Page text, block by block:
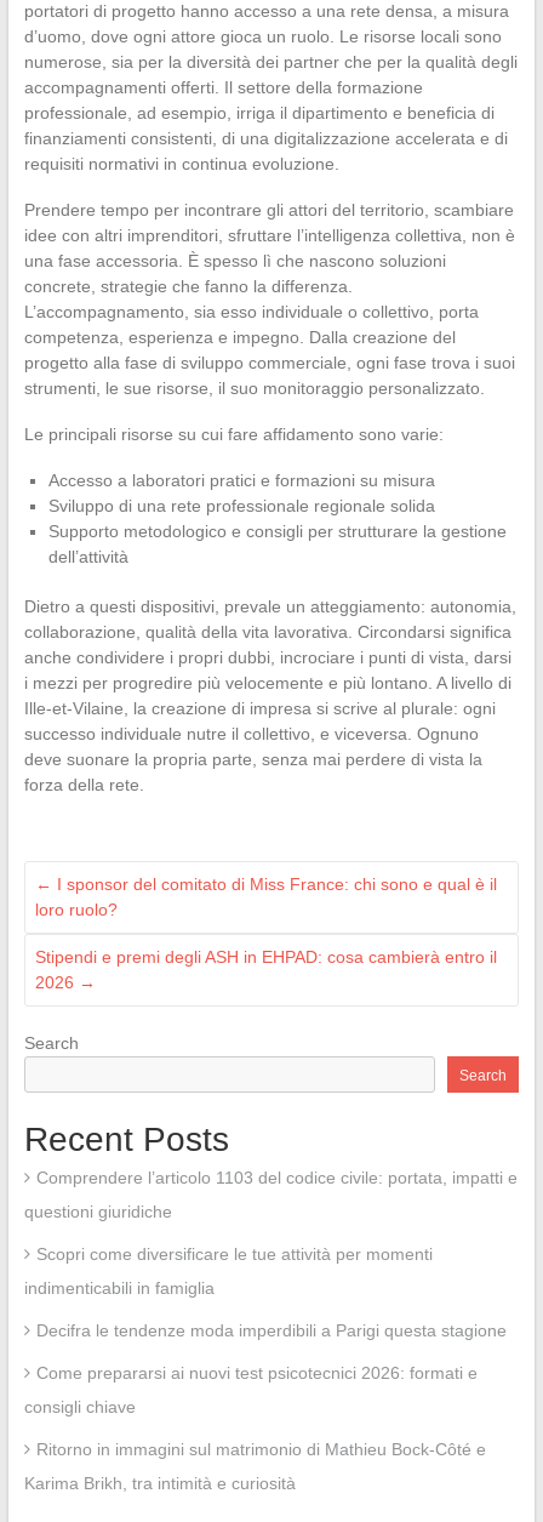
portatori di progetto hanno accesso a una rete densa, a misura
d’uomo, dove ogni attore gioca un ruolo. Le risorse locali sono
numerose, sia per la diversità dei partner che per la qualità degli
accompagnamenti offerti. Il settore della formazione
professionale, ad esempio, irriga il dipartimento e beneficia di
finanziamenti consistenti, di una digitalizzazione accelerata e di
requisiti normativi in continua evoluzione.
Prendere tempo per incontrare gli attori del territorio, scambiare
idee con altri imprenditori, sfruttare l’intelligenza collettiva, non è
una fase accessoria. È spesso lì che nascono soluzioni
concrete, strategie che fanno la differenza.
L’accompagnamento, sia esso individuale o collettivo, porta
competenza, esperienza e impegno. Dalla creazione del
progetto alla fase di sviluppo commerciale, ogni fase trova i suoi
strumenti, le sue risorse, il suo monitoraggio personalizzato.
Le principali risorse su cui fare affidamento sono varie:
Accesso a laboratori pratici e formazioni su misura
Sviluppo di una rete professionale regionale solida
Supporto metodologico e consigli per strutturare la gestione
dell’attività
Dietro a questi dispositivi, prevale un atteggiamento: autonomia,
collaborazione, qualità della vita lavorativa. Circondarsi significa
anche condividere i propri dubbi, incrociare i punti di vista, darsi
i mezzi per progredire più velocemente e più lontano. A livello di
Ille-et-Vilaine, la creazione di impresa si scrive al plurale: ogni
successo individuale nutre il collettivo, e viceversa. Ognuno
deve suonare la propria parte, senza mai perdere di vista la
forza della rete.
← I sponsor del comitato di Miss France: chi sono e qual è il
loro ruolo?
Stipendi e premi degli ASH in EHPAD: cosa cambierà entro il
2026 →
Search
Search
Recent Posts
Comprendere l’articolo 1103 del codice civile: portata, impatti e
questioni giuridiche
Scopri come diversificare le tue attività per momenti
indimenticabili in famiglia
Decifra le tendenze moda imperdibili a Parigi questa stagione
Come prepararsi ai nuovi test psicotecnici 2026: formati e
consigli chiave
Ritorno in immagini sul matrimonio di Mathieu Bock-Côté e
Karima Brikh, tra intimità e curiosità